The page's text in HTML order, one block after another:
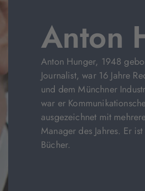
Anton
Anton Hunger, 1948
Journalist, war 16 Jahre
und dem Münchner
war er
ausgezeichnet mit
Manager des Jahres. Er
Bücher.